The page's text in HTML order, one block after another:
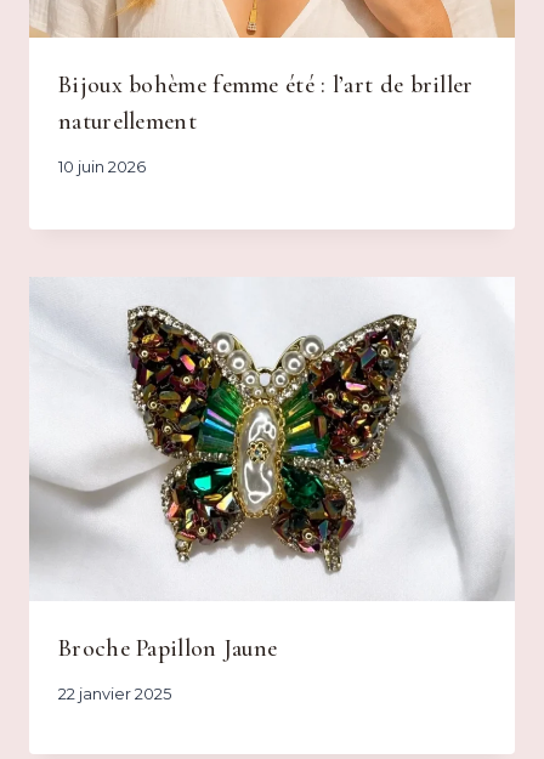
Bijoux bohème femme été : l’art de briller
naturellement
10 juin 2026
Broche Papillon Jaune
22 janvier 2025